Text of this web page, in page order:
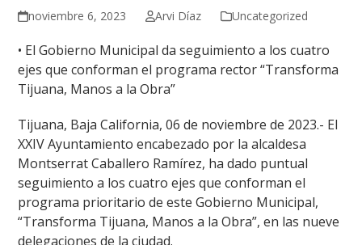
noviembre 6, 2023 Arvi Díaz Uncategorized
• El Gobierno Municipal da seguimiento a los cuatro
ejes que conforman el programa rector “Transforma
Tijuana, Manos a la Obra”
Tijuana, Baja California, 06 de noviembre de 2023.- El
XXIV Ayuntamiento encabezado por la alcaldesa
Montserrat Caballero Ramírez, ha dado puntual
seguimiento a los cuatro ejes que conforman el
programa prioritario de este Gobierno Municipal,
“Transforma Tijuana, Manos a la Obra”, en las nueve
delegaciones de la ciudad.